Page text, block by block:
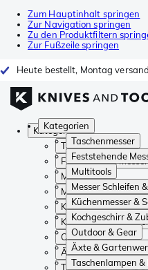
Zum Hauptinhalt springen
Zur Navigation springen
Zu den Produktfiltern
Zur Fußzeile springen
Heute bestellt, Montag
Kategorien
Taschenmesser
Feststehende
Multitools
Messer Schleifen
Küchenmesser &
Kochgeschirr &
Outdoor & Gear
Äxte &
Taschenlampen
Kategorien
Taschenmesser
Feststehende Messer
Multitools
Messer Schleifen &
Küchenmesser &
Kochgeschirr &
Outdoor & Gear
Äxte &
Taschenlampen &